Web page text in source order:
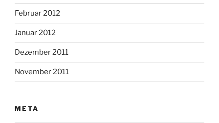
Februar 2012
Januar 2012
Dezember 2011
November 2011
META